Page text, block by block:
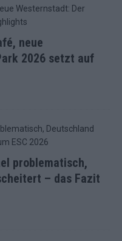
neue
2026 setzt auf
problematisch,
– das Fazit